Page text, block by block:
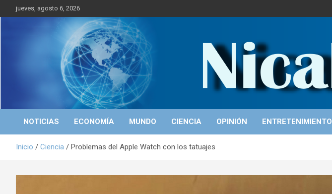
a
n
d
jueves, agosto 6, 2026
NICALEAKS
Portal de Noticias
NOTICIAS ECONOMÍA MUNDO CIENCIA OPINIÓN ENTRETENIMIENTO
Inicio Ciencia Problemas del Apple Watch con los tatuajes